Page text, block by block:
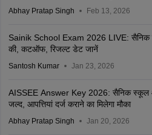
Abhay Pratap Singh Feb 13, 2026
Sainik School Exam 2026 LIVE: सैनिक
की, कटऑफ, रिजल्ट डेट जानें
Santosh Kumar Jan 23, 2026
AISSEE Answer Key 2026: सैनिक
जल्द, आपत्तियां दर्ज कराने का मिलेगा मौका
Abhay Pratap Singh Jan 20, 2026